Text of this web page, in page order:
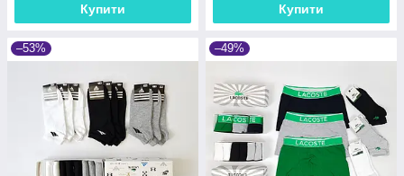
Купити Купити
–53% –49%